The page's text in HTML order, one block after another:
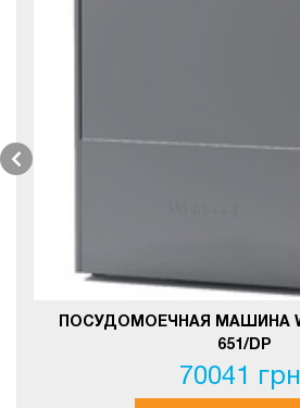
ПОСУДОМОЕЧНАЯ МАШИНА
651/DP
70041